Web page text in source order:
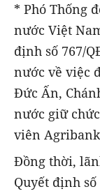
* Phó Thống
nước Việt
định số 767/
nước về việc
Đức Ấn,
nước giữ
viên
Đồng thời,
Quyết định